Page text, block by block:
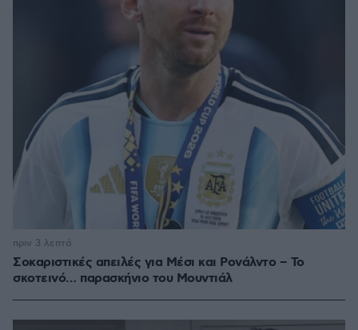
Σοκαριστικές απειλές για Μέσι και Ρονάλντο – Το
σκοτεινό… παρασκήνιο του Μουντιάλ
πριν 3 λεπτά